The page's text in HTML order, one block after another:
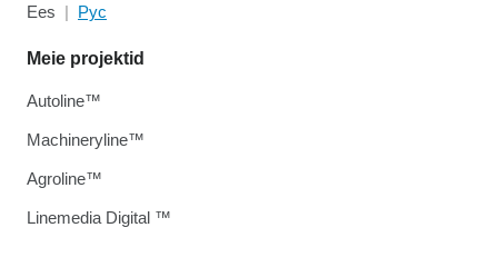
Ees Рус
Meie projektid
Autoline™
Machineryline™
Agroline™
Linemedia Digital ™